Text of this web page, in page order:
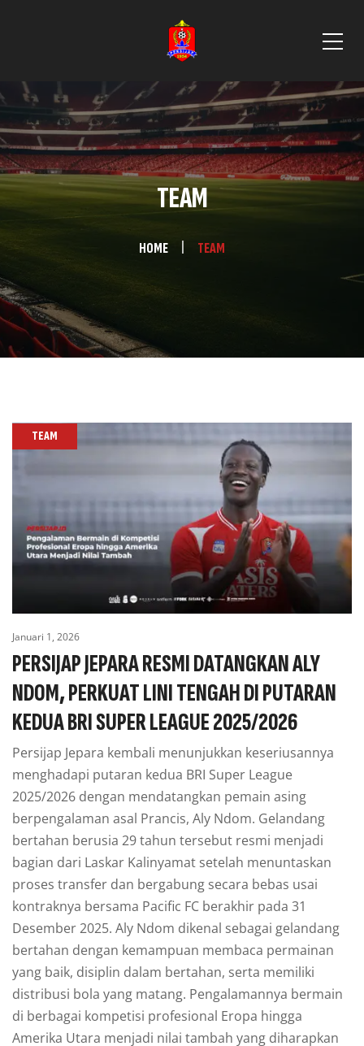
TEAM
HOME TEAM
TEAM
Januari 1, 2026
PERSIJAP JEPARA RESMI DATANGKAN ALY
NDOM, PERKUAT LINI TENGAH DI PUTARAN
KEDUA BRI SUPER LEAGUE 2025/2026
Persijap Jepara kembali menunjukkan keseriusannya
menghadapi putaran kedua BRI Super League
2025/2026 dengan mendatangkan pemain asing
berpengalaman asal Prancis, Aly Ndom. Gelandang
bertahan berusia 29 tahun tersebut resmi menjadi
bagian dari Laskar Kalinyamat setelah menuntaskan
proses transfer dan bergabung secara bebas usai
kontraknya bersama Pacific FC berakhir pada 31
Desember 2025. Aly Ndom dikenal sebagai gelandang
bertahan dengan kemampuan membaca permainan
yang baik, disiplin dalam bertahan, serta memiliki
distribusi bola yang matang. Pengalamannya bermain
di berbagai kompetisi profesional Eropa hingga
Amerika Utara menjadi nilai tambah yang diharapkan